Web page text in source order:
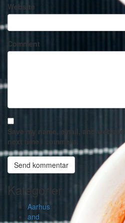
Website
Comment
Save my name, email, and
next time I comment.
Kategorier
Aarhus
and